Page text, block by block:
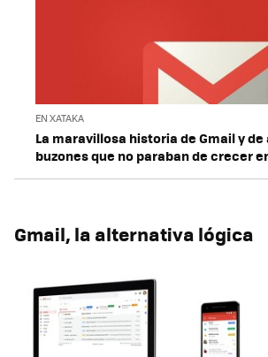
EN XATAKA
La maravillosa historia de Gmail y
buzones que no paraban de crecer
Gmail, la alternativa lógica